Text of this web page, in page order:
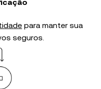
para manter sua
seguros.